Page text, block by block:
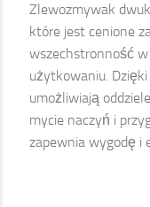
Zlewozmywak
które jest cenione
wszechstronność
użytkowaniu.
umożliwiają
mycie naczyń i
zapewnia wygodę i